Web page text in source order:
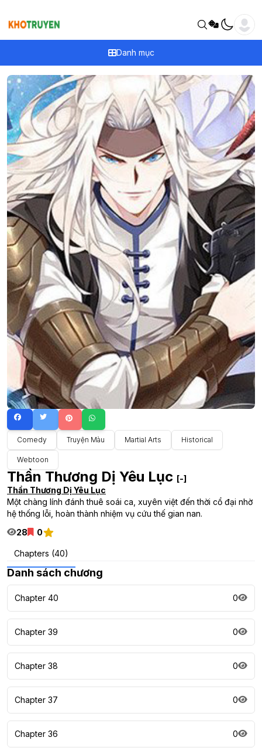
Danh mục
Comedy Truyện Màu Martial Arts Historical
Webtoon
Thần Thương Dị Yêu Lục [-]
Thần Thương Dị Yêu Lục
Một chàng lính đánh thuê soái ca, xuyên việt đến thời cổ đại nhờ
hệ thống lỗi, hoàn thành nhiệm vụ cứu thế gian nan.
28
0
Chapters (40)
Danh sách chương
Chapter 40 0
Chapter 39 0
Chapter 38 0
Chapter 37 0
Chapter 36 0